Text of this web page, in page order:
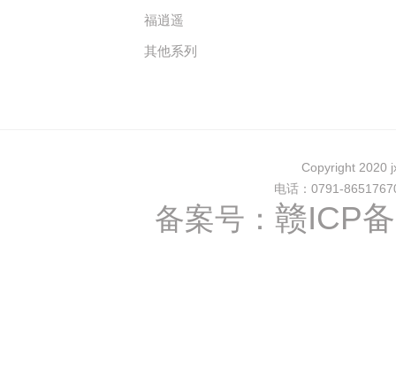
福逍遥
其他系列
Copyright 2020
电话：0791-
备案号： 赣ICP